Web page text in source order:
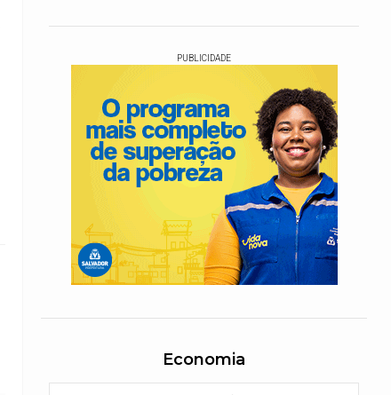
PUBLICIDADE
Economia